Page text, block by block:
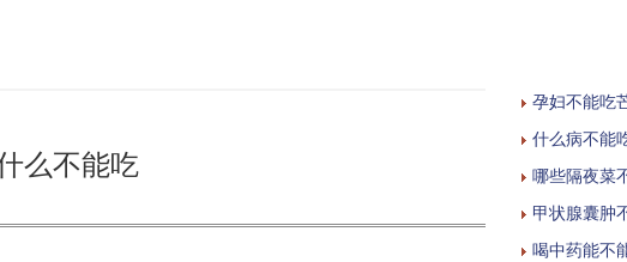
么不能吃
孕妇不能吃
什么病不能
哪些隔夜菜
甲状腺囊肿
喝中药能不